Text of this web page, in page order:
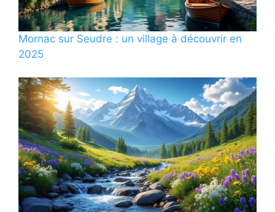
Mornac sur Seudre : un village à découvrir en
2025